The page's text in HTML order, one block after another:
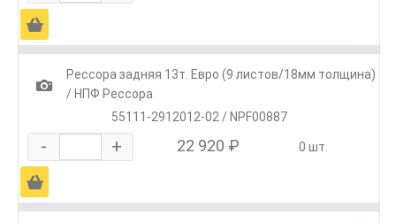
Ä
1
Рессора задняя 13т. Евро (9 листов/18мм толщина)
/ НПФ Рессора
55111-2912012-02 / NPF00887
- + 22 920 ₽ 0 шт.
Ä